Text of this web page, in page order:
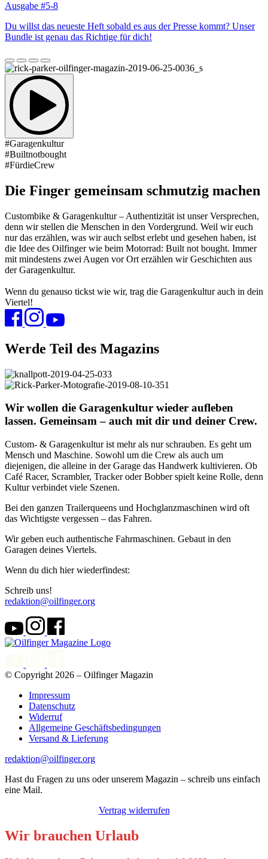
Ausgabe #5-8
Du willst das neueste Heft sobald es aus der Presse kommt? Unser
Bundle ist genau das Richtige für dich!
#Garagenkultur
#Builtnotbought
#FürdieCrew
Die Finger gemeinsam schmutzig machen
Custombike & Garagenkultur – Authentizität ist unser Versprechen,
denn wir stellen die Menschen in den Vordergrund. Weil wir euch
nur das erzählen, was wir auch selbst erlebt und gesehen haben, ist
die Idee des Oilfinger wie beim Motorrad: Built not bought. Immer
mit mindestens zwei Augen vor Ort erzählen wir Geschichten aus
der Garagenkultur.
Wenn du genauso tickst wie wir, trag die Garagenkultur auch in dein
Viertel!
Werde Teil des Magazins
Wir wollen die Garagenkultur wieder aufleben
lassen. Gemeinsam – auch mit dir und deiner Crew.
Custom- & Garagenkultur ist mehr als nur schrauben. Es geht um
Mensch und Maschine. Sowohl um die Crew als auch um
diejenigen, die alleine in der Garage das Handwerk kultivieren. Ob
Café Racer, Scrambler, Tracker oder Bobber spielt keine Rolle, denn
Kultur verbindet viele Szenen.
Bei den ganzen Trailerqueens und Hochglanzmaschinen wird oft
das Wichtigste vergessen – das Fahren.
Wir geben euch authentische Fahrmaschinen. Gebaut in den
Garagen deines Viertels.
Wenn du dich hier wiederfindest:
Schreib uns!
redaktion@oilfinger.org
© Copyright 2026 – Oilfinger Magazin
Impressum
Datenschutz
Widerruf
Allgemeine Geschäftsbedingungen
Versand & Lieferung
redaktion@oilfinger.org
Hast du Fragen zu uns oder unserem Magazin – schreib uns einfach
eine Mail.
Vertrag widerrufen
Wir brauchen Urlaub